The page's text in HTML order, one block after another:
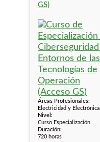
GS)
Áreas Profesionales:
Electricidad y Electrónica
Nivel:
Curso Especialización
Duración:
720 horas